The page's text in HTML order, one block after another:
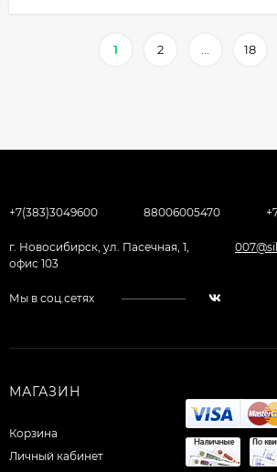
1 2 18
+7(383)3049600 88006005470
г. Новосибирск, ул. Пасечная, 1,
офис 103
Мы в соц.сетях
МАГАЗИН
Корзина
Личный кабинет